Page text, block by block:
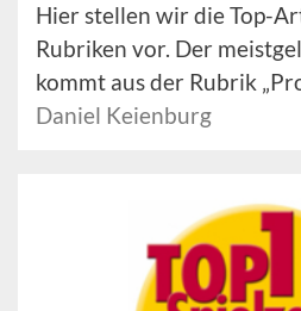
Hier stellen wir die Top-
Rubriken vor. Der
kommt aus der Rubrik
Daniel Keienburg